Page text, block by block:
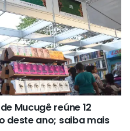
Mucugê reúne 12
deste ano; saiba mais